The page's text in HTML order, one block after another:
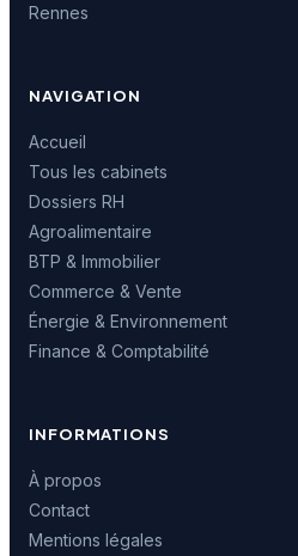
Rennes
NAVIGATION
Accueil
Tous les cabinets
Dossiers RH
Agroalimentaire
BTP & Immobilier
Commerce & Vente
Énergie & Environnement
Finance & Comptabilité
INFORMATIONS
À propos
Contact
Mentions légales